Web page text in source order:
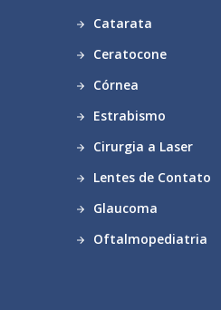
Catarata
Ceratocone
Córnea
Estrabismo
Cirurgia a Laser
Lentes de Contato
Glaucoma
Oftalmopediatria